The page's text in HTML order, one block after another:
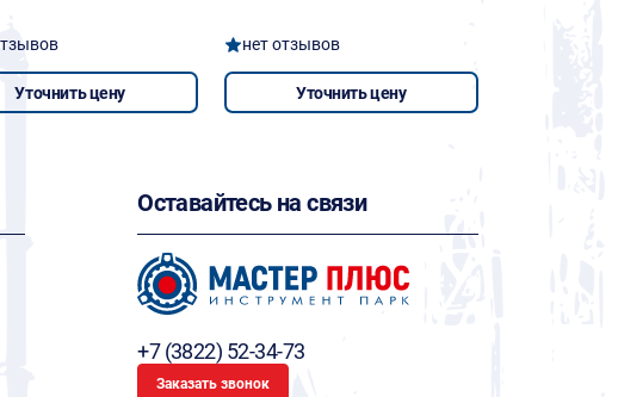
Уточнить цену
нет отзывов
Уточнить цену
Оставайтесь на связи
+7 (3822) 52-34-73
Заказать звонок